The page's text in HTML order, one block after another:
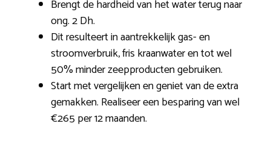
Brengt de hardheid van het water terug naar
ong. 2 Dh.
Dit resulteert in aantrekkelijk gas- en
stroomverbruik, fris kraanwater en tot wel
50% minder zeepproducten gebruiken.
Start met vergelijken en geniet van de extra
gemakken. Realiseer een besparing van wel
€265 per 12 maanden.